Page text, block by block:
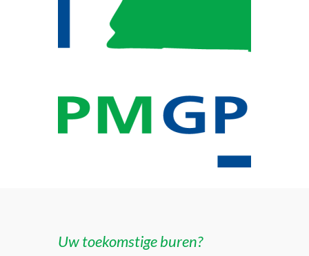
Uw toekomstige buren?